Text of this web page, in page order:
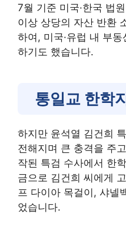
7월 기준 미국·한국 법
이상 상당의 자산 반환
하여, 미국·유럽 내 부
하기도 했습니다.
통일교 한학
하지만 윤석열 김건희
전해지며 큰 충격을 주
작된 특검 수사에서 한
금으로 김건희 씨에게
프 다이아 목걸이, 샤넬
었습니다.